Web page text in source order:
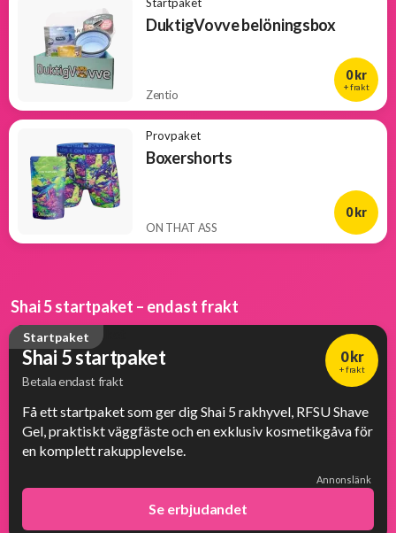
DuktigVovve belöningsbox
Zentio
0 kr
+ frakt
Provpaket
Boxershorts
ON THAT ASS
0 kr
Shai 5 startpaket – endast frakt
Startpaket
Shai 5 startpaket
Betala endast frakt
0 kr
+ frakt
Få ett startpaket som ger dig Shai 5 rakhyvel, RFSU Shave
Gel, praktiskt väggfäste och en exklusiv kosmetikgåva för
en komplett rakupplevelse.
Annonslänk
Se erbjudandet